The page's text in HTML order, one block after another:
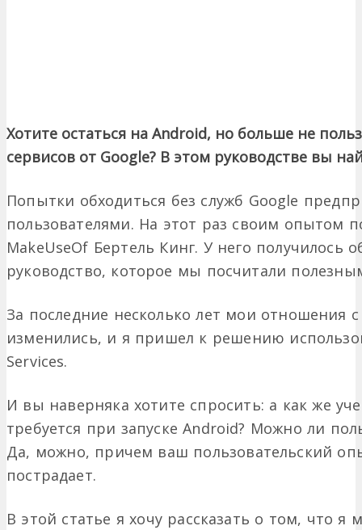
Хотите остаться на Android, но больше не
сервисов от Google? В этом руководстве вы
Попытки обходиться без служб Google
пользователями. На этот раз своим опытом
MakeUseOf Бертель Кинг. У него получилось
руководство, которое мы посчитали
За последние несколько лет мои отношения
изменились, и я пришел к решению
Services.
И вы наверняка хотите спросить: а как же
требуется при запуске Android? Можно ли
Да, можно, причем ваш пользовательский
пострадает.
В этой статье я хочу рассказать о том, что я